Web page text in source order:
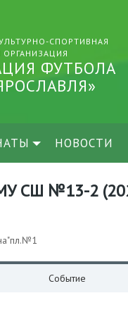
СПОРТИВНАЯ
ФУТБОЛА
НОВОСТИ
СШ №13-2
Событие